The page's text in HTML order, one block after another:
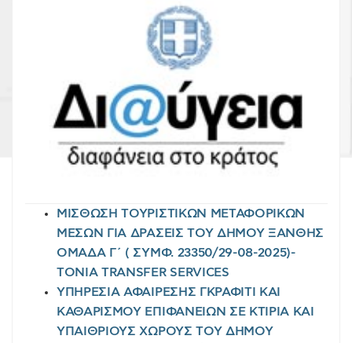
ΜΙΣΘΩΣΗ ΤΟΥΡΙΣΤΙΚΩΝ ΜΕΤΑΦΟΡΙΚΩΝ
ΜΕΣΩΝ ΓΙΑ ΔΡΑΣΕΙΣ ΤΟΥ ΔΗΜΟΥ ΞΑΝΘΗΣ
ΟΜΑΔΑ Γ΄ ( ΣΥΜΦ. 23350/29-08-2025)-
TONIA TRANSFER SERVICES
ΥΠΗΡΕΣΙΑ ΑΦΑΙΡΕΣΗΣ ΓΚΡΑΦΙΤΙ ΚΑΙ
ΚΑΘΑΡΙΣΜΟΥ ΕΠΙΦΑΝΕΙΩΝ ΣΕ ΚΤΙΡΙΑ ΚΑΙ
ΥΠΑΙΘΡΙΟΥΣ ΧΩΡΟΥΣ ΤΟΥ ΔΗΜΟΥ